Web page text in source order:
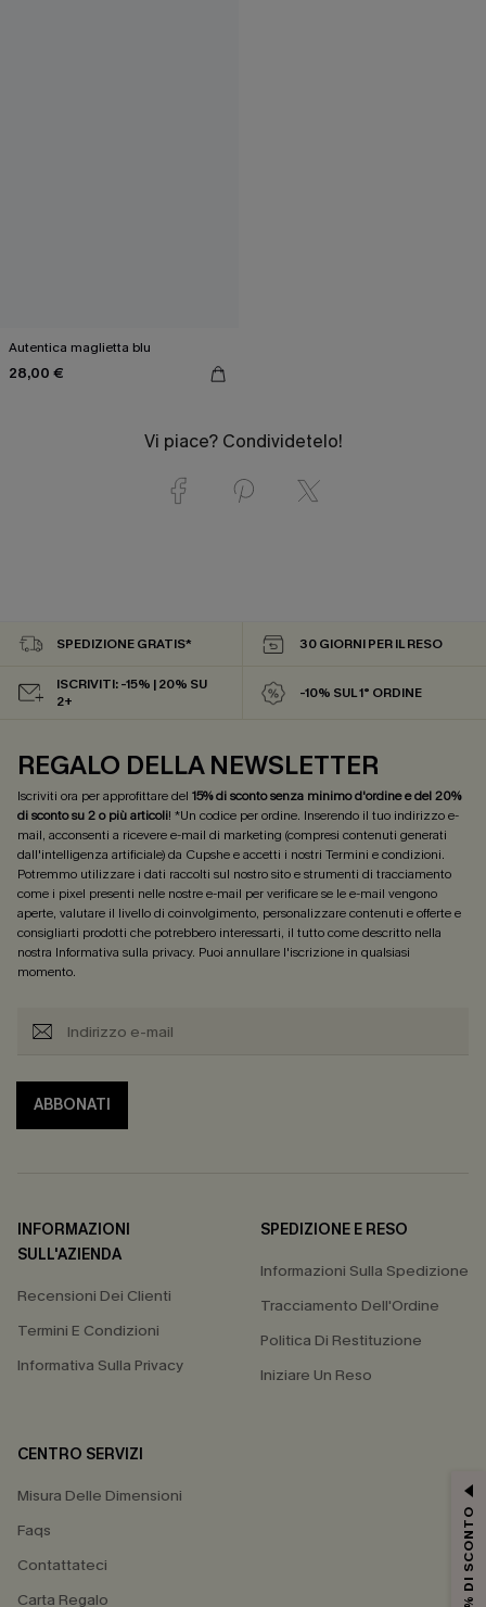
Autentica maglietta blu
28,00 €
Vi piace? Condividetelo!
SPEDIZIONE GRATIS* 30 GIORNI PER IL RESO
ISCRIVITI: -15% | 20% SU
2+
-10% SUL 1° ORDINE
REGALO DELLA NEWSLETTER
Iscriviti ora per approfittare del 15% di sconto senza minimo d'ordine e del 20%
di sconto su 2 o più articoli! *Un codice per ordine. Inserendo il tuo indirizzo e-
mail, acconsenti a ricevere e-mail di marketing (compresi contenuti generati
dall'intelligenza artificiale) da Cupshe e accetti i nostri Termini e condizioni.
Potremmo utilizzare i dati raccolti sul nostro sito e strumenti di tracciamento
come i pixel presenti nelle nostre e-mail per verificare se le e-mail vengono
aperte, valutare il livello di coinvolgimento, personalizzare contenuti e offerte e
consigliarti prodotti che potrebbero interessarti, il tutto come descritto nella
nostra Informativa sulla privacy. Puoi annullare l'iscrizione in qualsiasi
momento.
ABBONATI
INFORMAZIONI
SULL'AZIENDA
Recensioni Dei Clienti
Termini E Condizioni
Informativa Sulla Privacy
SPEDIZIONE E RESO
Informazioni Sulla Spedizione
Tracciamento Dell'Ordine
Politica Di Restituzione
Iniziare Un Reso
CENTRO SERVIZI
Misura Delle Dimensioni
Faqs
Contattateci
Carta Regalo
15% DI SCONTO